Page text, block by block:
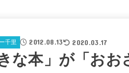
千里 2012.08.13 2020.03.17
きな本」が「お